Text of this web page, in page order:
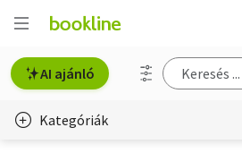
AI ajánló
Kategóriák